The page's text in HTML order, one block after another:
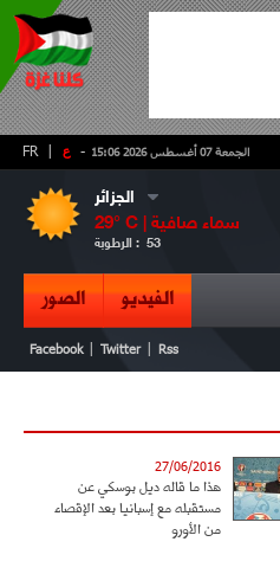
- ع FR الجمعة 07 أغسطس 2026 15:06
الجزائر
29° C | سماء صافية
الرطوبة : 53
الفيديو الصور
Facebook Twitter Rss
27/06/2016
هذا ما قاله ديل بوسكي عن
مستقبله مع إسبانيا بعد الإقصاء
من الأورو